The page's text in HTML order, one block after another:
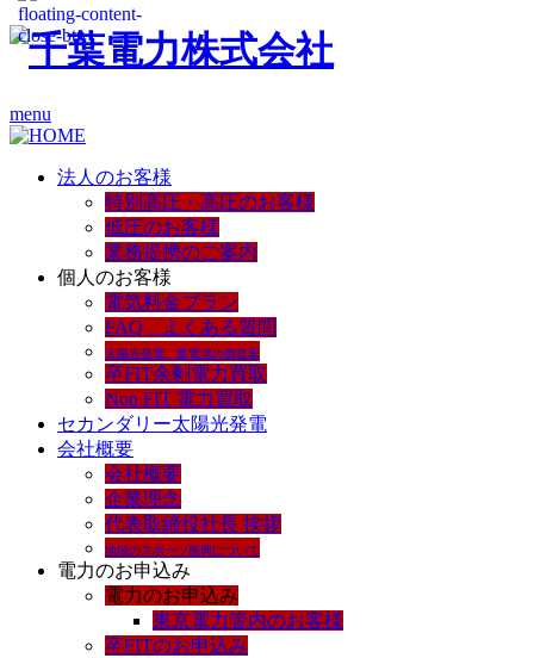
menu
法人のお客様
特別高圧・高圧のお客様
低圧のお客様
業務提携のご案内
個人のお客様
電気料金プラン
FAQ よくある質問
太陽光発電、蓄電池の御提案
卒FIT余剰電力買取
Non FIT 電力買取
セカンダリー太陽光発電
会社概要
会社概要
企業理念
代表取締役社長 挨拶
地域のスポーツ振興について
電力のお申込み
電力のお申込み
東京電力管内のお客様
卒FITのお申込み